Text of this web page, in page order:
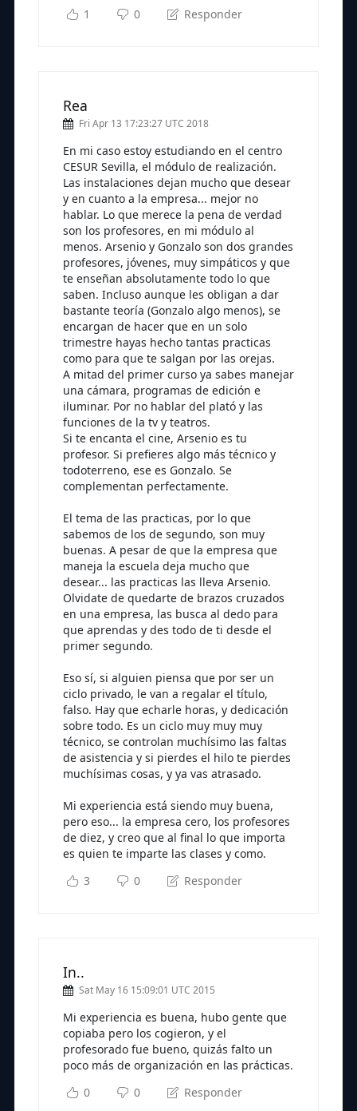
1
0 Responder
Rea
Fri Apr 13 17:23:27 UTC 2018
En mi caso estoy estudiando en el centro
CESUR Sevilla, el módulo de realización.
Las instalaciones dejan mucho que desear
y en cuanto a la empresa... mejor no
hablar. Lo que merece la pena de verdad
son los profesores, en mi módulo al
menos. Arsenio y Gonzalo son dos grandes
profesores, jóvenes, muy simpáticos y que
te enseñan absolutamente todo lo que
saben. Incluso aunque les obligan a dar
bastante teoría (Gonzalo algo menos), se
encargan de hacer que en un solo
trimestre hayas hecho tantas practicas
como para que te salgan por las orejas.
A mitad del primer curso ya sabes manejar
una cámara, programas de edición e
iluminar. Por no hablar del plató y las
funciones de la tv y teatros.
Si te encanta el cine, Arsenio es tu
profesor. Si prefieres algo más técnico y
todoterreno, ese es Gonzalo. Se
complementan perfectamente.
El tema de las practicas, por lo que
sabemos de los de segundo, son muy
buenas. A pesar de que la empresa que
maneja la escuela deja mucho que
desear... las practicas las lleva Arsenio.
Olvidate de quedarte de brazos cruzados
en una empresa, las busca al dedo para
que aprendas y des todo de ti desde el
primer segundo.
Eso sí, si alguien piensa que por ser un
ciclo privado, le van a regalar el título,
falso. Hay que echarle horas, y dedicación
sobre todo. Es un ciclo muy muy muy
técnico, se controlan muchísimo las faltas
de asistencia y si pierdes el hilo te pierdes
muchísimas cosas, y ya vas atrasado.
Mi experiencia está siendo muy buena,
pero eso... la empresa cero, los profesores
de diez, y creo que al final lo que importa
es quien te imparte las clases y como.
3
0 Responder
In..
Sat May 16 15:09:01 UTC 2015
Mi experiencia es buena, hubo gente que
copiaba pero los cogieron, y el
profesorado fue bueno, quizás falto un
poco más de organización en las prácticas.
0
0 Responder